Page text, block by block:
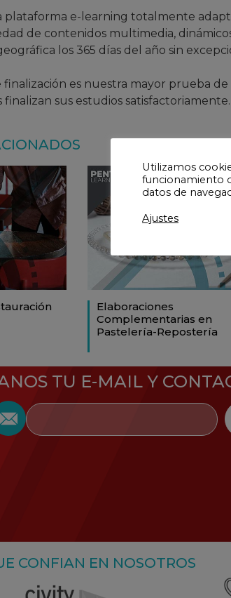
plataforma e-learning totalmente
de contenidos multimedia,
los 365 días del año sin
es nuestra mayor prueba
sus estudios satisfactoriamente.
Elaboraciones
Complementarias en
Pastelería-Repostería
TU E-MAIL Y
CONFIAN EN NOSOTROS
Utilizamos
funcionamiento
datos de
Ajustes